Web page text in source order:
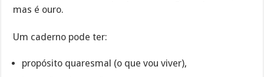
mas é ouro.
Um caderno pode ter:
propósito quaresmal (o que vou viver),